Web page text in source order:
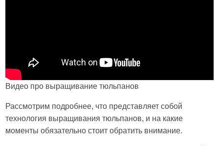
Видео про выращивание тюльпанов
Рассмотрим подробнее, что представляет собой
технология выращивания тюльпанов, и на какие
моменты обязательно стоит обратить внимание.